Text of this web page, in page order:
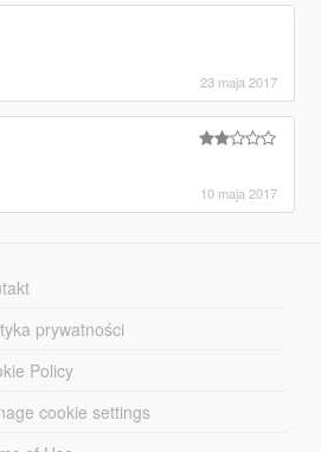
23 maja 2017
10 maja 2017
prywatności
Policy
cookie settings